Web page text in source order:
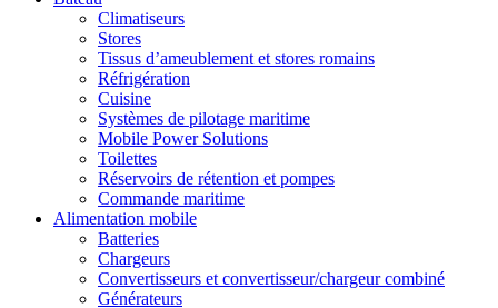
Climatiseurs
Stores
Tissus d’ameublement et stores romains
Réfrigération
Cuisine
Systèmes de pilotage maritime
Mobile Power Solutions
Toilettes
Réservoirs de rétention et pompes
Commande maritime
Alimentation mobile
Batteries
Chargeurs
Convertisseurs et convertisseur/chargeur combiné
Générateurs